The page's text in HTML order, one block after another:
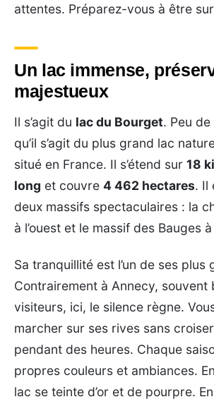
attentes. Préparez-vous à être
Un lac immense,
majestueux
Il s’agit du lac du Bourget. Peu
qu’il s’agit du plus grand lac
situé en France. Il s’étend sur 18
long et couvre 4 462 hectares. Il
deux massifs spectaculaires : la
à l’ouest et le massif des Bauges à
Sa tranquillité est l’un de ses plus
Contrairement à Annecy, souvent
visiteurs, ici, le silence règne.
marcher sur ses rives sans
pendant des heures. Chaque
propres couleurs et ambiances.
lac se teinte d’or et de pourpre.